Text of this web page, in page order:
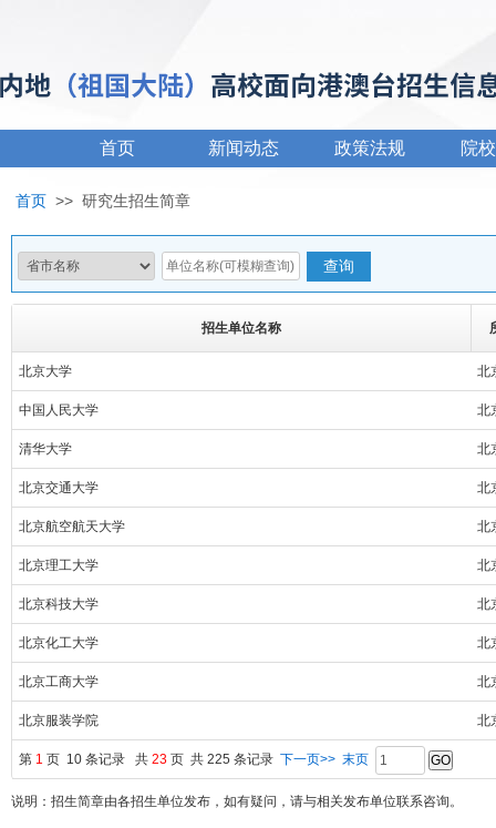
首页 新闻动态 政策法规 院
首页 >> 研究生招生简章
招生单位名称
北京大学 北
中国人民大学 北
清华大学 北
北京交通大学 北
北京航空航天大学 北
北京理工大学 北
北京科技大学 北
北京化工大学 北
北京工商大学 北
北京服装学院 北
第 1 页 10 条记录 共 23 页 共 225 条记录 下一页>> 末页
说明：招生简章由各招生单位发布，如有疑问，请与相关发布单位联系咨询。